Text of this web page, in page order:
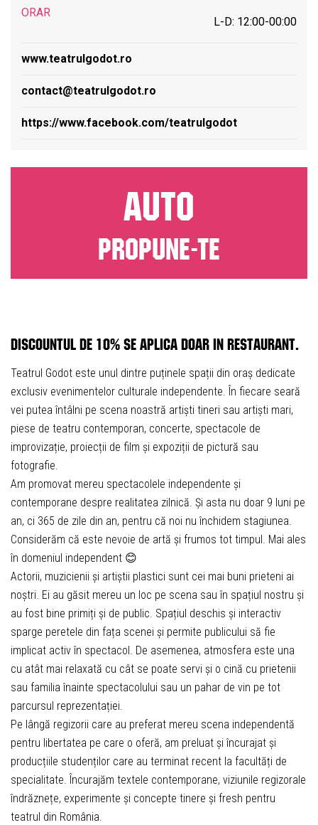
ORAR
L-D: 12:00-00:00
www.teatrulgodot.ro
contact@teatrulgodot.ro
https://www.facebook.com/teatrulgodot
AUTO
PROPUNE-TE
Discountul de 10% se aplica doar in restaurant.
Teatrul Godot este unul dintre puținele spații din oraș dedicate
exclusiv evenimentelor culturale independente. În fiecare seară
vei putea întâlni pe scena noastră artiști tineri sau artiști mari,
piese de teatru contemporan, concerte, spectacole de
improvizație, proiecții de film și expoziții de pictură sau
fotografie.
Am promovat mereu spectacolele independente și
contemporane despre realitatea zilnică. Și asta nu doar 9 luni pe
an, ci 365 de zile din an, pentru că noi nu închidem stagiunea.
Considerăm că este nevoie de artă și frumos tot timpul. Mai ales
în domeniul independent 😊
Actorii, muzicienii și artiștii plastici sunt cei mai buni prieteni ai
noștri. Ei au găsit mereu un loc pe scena sau în spațiul nostru și
au fost bine primiți și de public. Spațiul deschis și interactiv
sparge peretele din fața scenei și permite publicului să fie
implicat activ în spectacol. De asemenea, atmosfera este una
cu atât mai relaxată cu cât se poate servi și o cină cu prietenii
sau familia înainte spectacolului sau un pahar de vin pe tot
parcursul reprezentației.
Pe lângă regizorii care au preferat mereu scena independentă
pentru libertatea pe care o oferă, am preluat și încurajat și
producțiile studenților care au terminat recent la facultăți de
specialitate. Încurajăm textele contemporane, viziunile regizorale
îndrăznețe, experimente și concepte tinere și fresh pentru
teatrul din România.